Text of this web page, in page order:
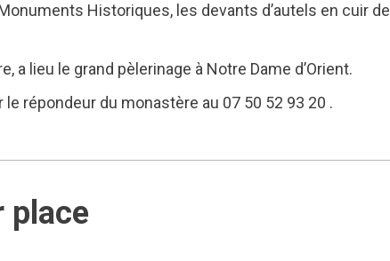
Historiques, les devants d’autels en cuir de
a lieu le grand pèlerinage à Notre Dame d’Orient.
répondeur du monastère au 07 50 52 93 20 .
place